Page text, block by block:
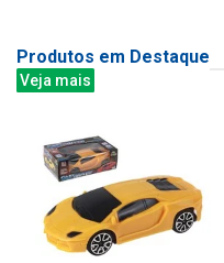
Produtos em Destaque
Veja mais